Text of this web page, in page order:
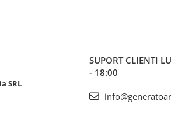
SRL
SUPORT CLIENTI
- 18:00